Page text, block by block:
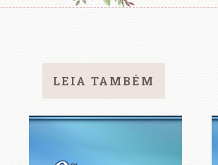
LEIA TAMBÉM